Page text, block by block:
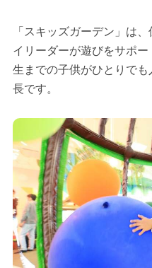
「スキッズガーデン」は
イリーダーが遊びをサポ
生までの子供がひとりで
長です。